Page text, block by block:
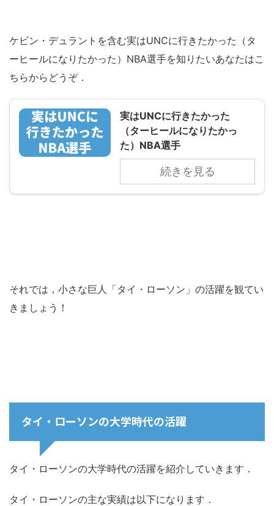
ケビン・デュラントを含む実はUNCに行きたかった（タ
ーヒールになりたかった）NBA選手を知りたいあなたはこ
ちらからどうぞ．
実はUNCに行きたかった
（ターヒールになりたかっ
た）NBA選手
続きを見る
それでは，小さな巨人「タイ・ローソン」の活躍を観てい
きましょう！
タイ・ローソンの大学時代の活躍
タイ・ローソンの大学時代の活躍を紹介していきます．
タイ・ローソンの主な実績は以下になります．